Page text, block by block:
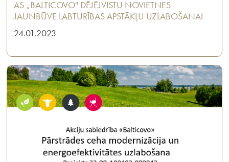
AS „BALTICOVO" DĒJĒJVISTU NOVIETNES
JAUNBŪVE LABTURĪBAS APSTĀKĻU UZLABOŠANAI
24.01.2023